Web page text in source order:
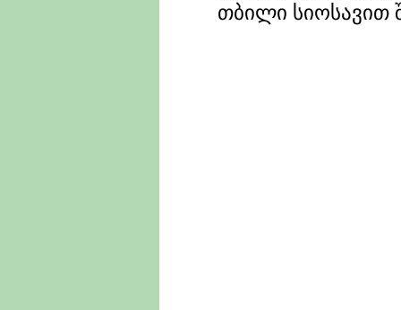
თბილი სიოსავით